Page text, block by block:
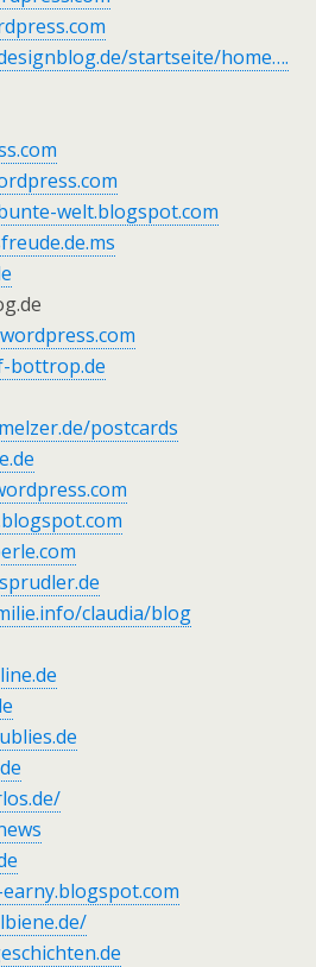
startseite/home….
welt.blogspot.com
bottrop.de
postcards
claudia/blog